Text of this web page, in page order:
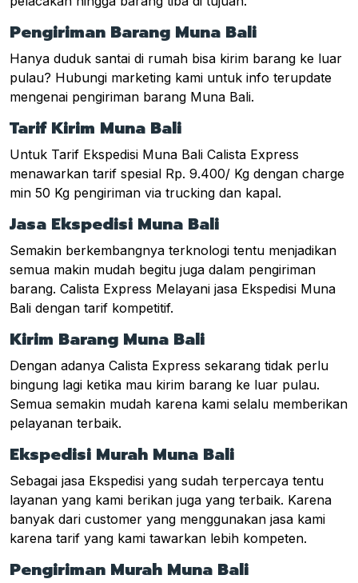
Pengiriman Barang Muna Bali
Hanya duduk santai di rumah bisa kirim barang ke luar
pulau? Hubungi marketing kami untuk info terupdate
mengenai pengiriman barang Muna Bali.
Tarif Kirim Muna Bali
Untuk Tarif Ekspedisi Muna Bali Calista Express
menawarkan tarif spesial Rp. 9.400/ Kg dengan charge
min 50 Kg pengiriman via trucking dan kapal.
Jasa Ekspedisi Muna Bali
Semakin berkembangnya terknologi tentu menjadikan
semua makin mudah begitu juga dalam pengiriman
barang. Calista Express Melayani jasa Ekspedisi Muna
Bali dengan tarif kompetitif.
Kirim Barang Muna Bali
Dengan adanya Calista Express sekarang tidak perlu
bingung lagi ketika mau kirim barang ke luar pulau.
Semua semakin mudah karena kami selalu memberikan
pelayanan terbaik.
Ekspedisi Murah Muna Bali
Sebagai jasa Ekspedisi yang sudah terpercaya tentu
layanan yang kami berikan juga yang terbaik. Karena
banyak dari customer yang menggunakan jasa kami
karena tarif yang kami tawarkan lebih kompeten.
Pengiriman Murah Muna Bali